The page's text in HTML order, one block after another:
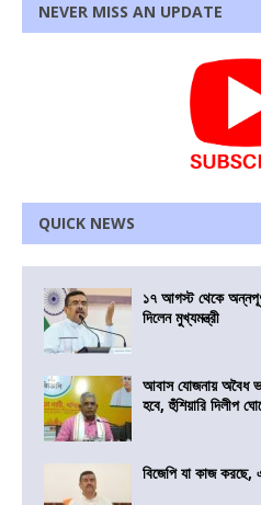
NEVER MISS AN UPDATE
QUICK NEWS
১৭ আগস্ট থেকে
দিলেন মুখ্যমন্ত্রী
আবাস যোজনায় অবৈধ
হবে, হুঁশিয়ারি দিলীপ
বিজেপি যা কাজ করছে,